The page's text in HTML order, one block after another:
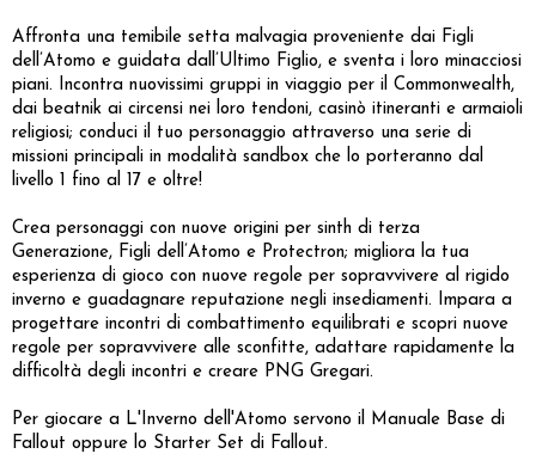
Affronta una temibile setta malvagia proveniente dai Figli
dell’Atomo e guidata dall’Ultimo Figlio, e sventa i loro minacciosi
piani. Incontra nuovissimi gruppi in viaggio per il Commonwealth,
dai beatnik ai circensi nei loro tendoni, casinò itineranti e armaioli
religiosi; conduci il tuo personaggio attraverso una serie di
missioni principali in modalità sandbox che lo porteranno dal
livello 1 fino al 17 e oltre!
Crea personaggi con nuove origini per sinth di terza
Generazione, Figli dell’Atomo e Protectron; migliora la tua
esperienza di gioco con nuove regole per sopravvivere al rigido
inverno e guadagnare reputazione negli insediamenti. Impara a
progettare incontri di combattimento equilibrati e scopri nuove
regole per sopravvivere alle sconfitte, adattare rapidamente la
difficoltà degli incontri e creare PNG Gregari.
Per giocare a L'Inverno dell'Atomo servono il Manuale Base di
Fallout oppure lo Starter Set di Fallout.